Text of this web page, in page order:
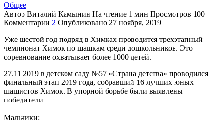
Общее
Автор Виталий Камынин На чтение 1 мин Просмотров 100
Комментарии 2 Опубликовано 27 ноября, 2019
Уже шестой год подряд в Химках проводится трехэтапный
чемпионат Химок по шашкам среди дошкольников. Это
соревнование охватывает более 1000 детей.
27.11.2019 в детском саду №57 «Страна детства» проводился
финальный этап 2019 года, собравший 16 лучших юных
шашистов Химок. В упорной борьбе были выявлены
победители.
Мальчики: